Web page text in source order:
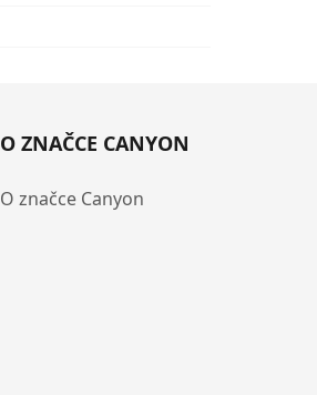
O ZNAČCE CANYON
O značce Canyon